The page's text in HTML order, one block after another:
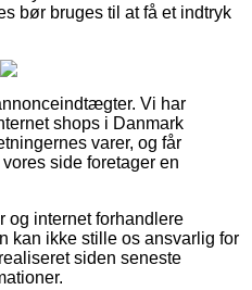
bør bruges til at få et indtryk
Vi har
shops i Danmark
varer, og får
side foretager en
og internet forhandlere
kan ikke stille os ansvarlig for
siden seneste